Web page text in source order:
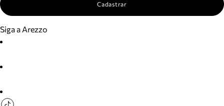
Cadastrar
Siga a Arezzo